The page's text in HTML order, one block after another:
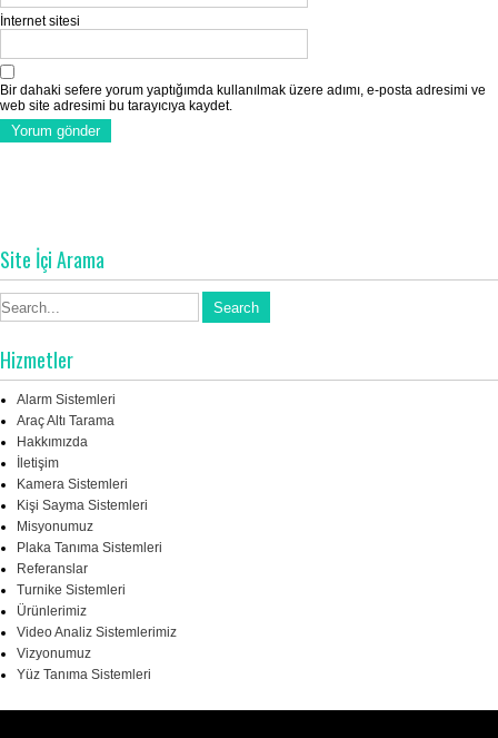
İnternet sitesi
Bir dahaki sefere yorum yaptığımda kullanılmak üzere adımı, e-posta adresimi ve
web site adresimi bu tarayıcıya kaydet.
Site İçi Arama
Hizmetler
Alarm Sistemleri
Araç Altı Tarama
Hakkımızda
İletişim
Kamera Sistemleri
Kişi Sayma Sistemleri
Misyonumuz
Plaka Tanıma Sistemleri
Referanslar
Turnike Sistemleri
Ürünlerimiz
Video Analiz Sistemlerimiz
Vizyonumuz
Yüz Tanıma Sistemleri